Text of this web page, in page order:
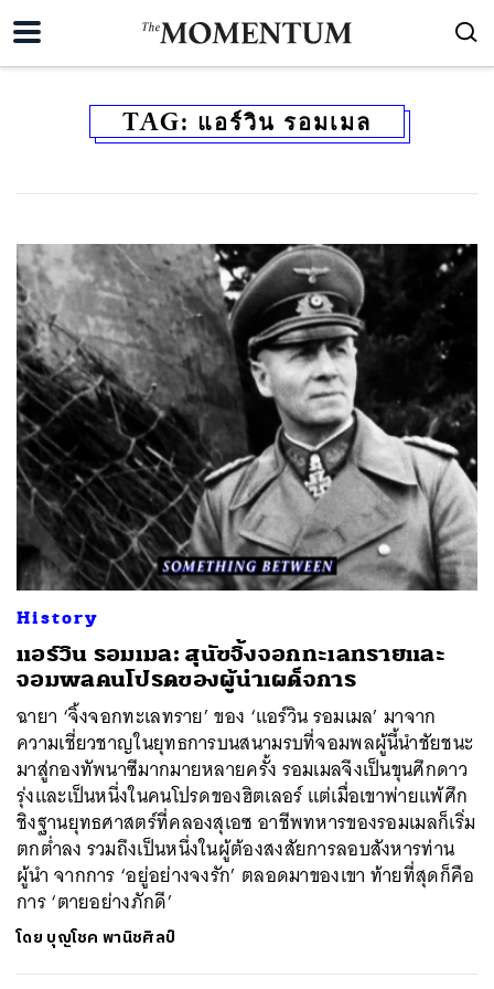
TAG: แอร์วิน รอมเมล
History
แอร์วิน รอมเมล: สุนัขจิ้งจอกทะเลทรายและ
จอมพลคนโปรดของผู้นำเผด็จการ
ฉายา ‘จิ้งจอกทะเลทราย’ ของ ‘แอร์วิน รอมเมล’ มาจาก
ความเชี่ยวชาญในยุทธการบนสนามรบที่จอมพลผู้นี้นำชัยชนะ
มาสู่กองทัพนาซีมากมายหลายครั้ง รอมเมลจึงเป็นขุนศึกดาว
รุ่งและเป็นหนึ่งในคนโปรดของฮิตเลอร์ แต่เมื่อเขาพ่ายแพ้ศึก
ชิงฐานยุทธศาสตร์ที่คลองสุเอซ อาชีพทหารของรอมเมลก็เริ่ม
ตกต่ำลง รวมถึงเป็นหนึ่งในผู้ต้องสงสัยการลอบสังหารท่าน
ผู้นำ จากการ ‘อยู่อย่างจงรัก’ ตลอดมาของเขา ท้ายที่สุดก็คือ
การ ‘ตายอย่างภักดี’
โดย บุญโชค พานิชศิลป์
ค้นหา
TWEET